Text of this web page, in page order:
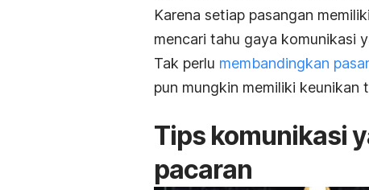
Karena setiap pasangan
mencari tahu gaya komunikasi
Tak perlu membandingkan
pun mungkin memiliki keunikan
Tips komunikasi
pacaran